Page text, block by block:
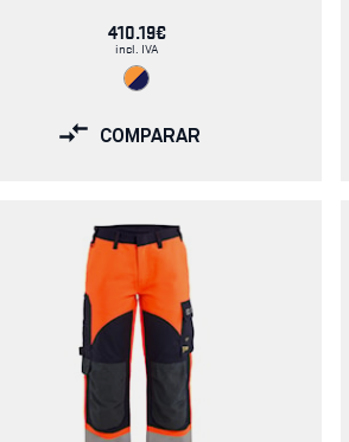
410.19€
incl. IVA
COMPARAR